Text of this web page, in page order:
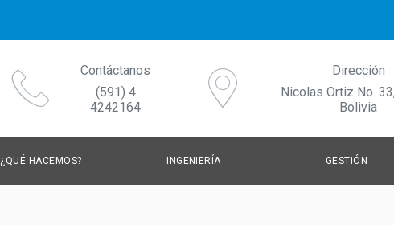
Contáctanos
(591) 4
4242164
Dirección
Nicolas Ortiz No.
Bolivia
¿QUÉ HACEMOS? INGENIERÍA GESTIÓN